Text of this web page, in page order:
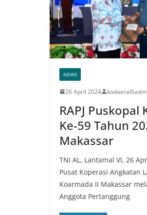
NEWS
26 April 2024
RAPJ Puskopal
Ke-59 Tahun
Makassar
TNI AL, Lantamal VI, 26
Pusat Koperasi Angkatan
Koarmada II Makassar
Anggota Pertanggung